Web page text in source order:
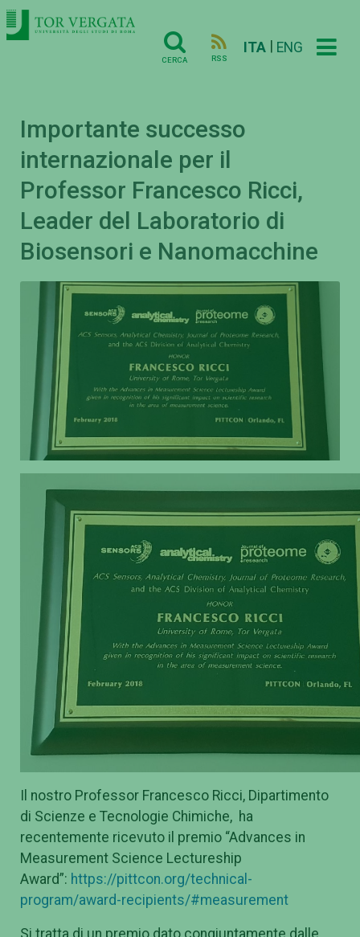
CERCA RSS
ITA ENG
Importante successo
internazionale per il
Professor Francesco Ricci,
Leader del Laboratorio di
Biosensori e Nanomacchine
Il nostro Professor Francesco Ricci, Dipartimento
di Scienze e Tecnologie Chimiche, ha
recentemente ricevuto il premio “Advances in
Measurement Science Lectureship
Award”: https://pittcon.org/technical-
program/award-recipients/#measurement